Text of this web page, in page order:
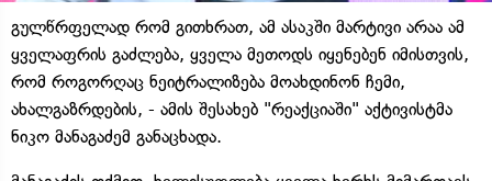
გულწრფელად რომ გითხრათ, ამ ასაკში მარტივი არაა ამ
ყველაფრის გაძლება, ყველა მეთოდს იყენებენ იმისთვის,
რომ როგორღაც ნეიტრალიზება მოახდინონ ჩემი,
ახალგაზრდების, - ამის შესახებ "რეაქციაში" აქტივისტმა
ნიკო მანაგაძემ განაცხადა.